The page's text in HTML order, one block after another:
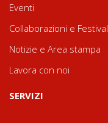
Eventi
Collaborazioni e Festival
Notizie e Area stampa
Lavora con noi
SERVIZI